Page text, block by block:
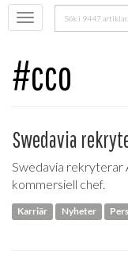
Öppna
menyn
Sök
efter:
#cco
Swedavia
Swedavia rekryterar
kommersiell chef.
Karriär Nyheter